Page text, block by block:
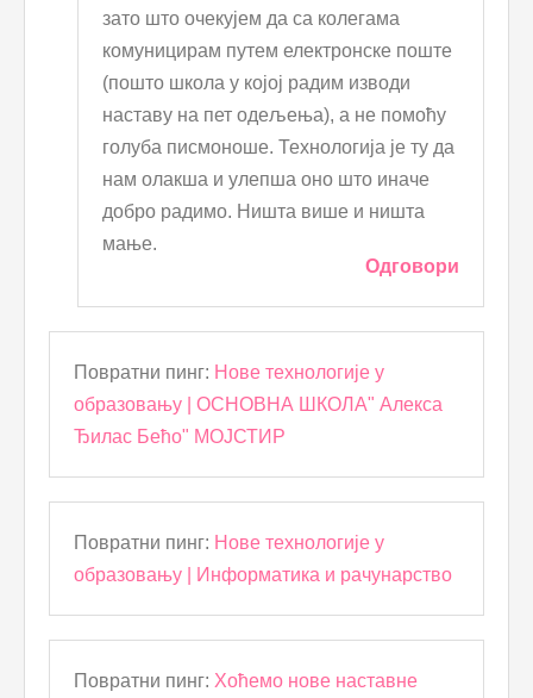
зато што очекујем да са колегама
комуницирам путем електронске поште
(пошто школа у којој радим изводи
наставу на пет одељења), а не помоћу
голуба писмоноше. Технологија је ту да
нам олакша и улепша оно што иначе
добро радимо. Ништа више и ништа
мање.
Одговори
Повратни пинг: Нове технологије у
образовању | ОСНОВНА ШКОЛА" Алекса
Ђилас Бећо" МОЈСТИР
Повратни пинг: Нове технологије у
образовању | Информатика и рачунарство
Повратни пинг: Хоћемо нове наставне